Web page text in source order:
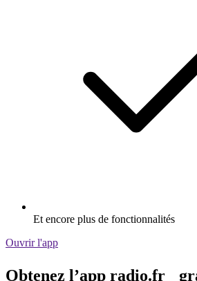
Et encore plus de fonctionnalités
Ouvrir l'app
Obtenez l’app radio.fr